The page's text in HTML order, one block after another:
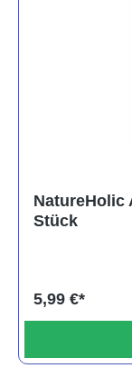
NatureHolic
Stück
5,99 €*